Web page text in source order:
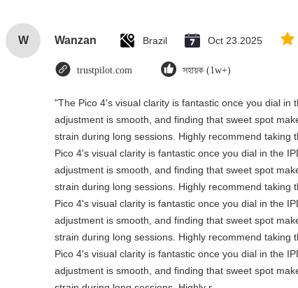
W Wanzan Brazil Oct 23.2025
trustpilot.com সহায়ক (1w+)
"The Pico 4's visual clarity is fantastic once you dial in
adjustment is smooth, and finding that sweet spot
strain during long sessions. Highly recommend taking
Pico 4's visual clarity is fantastic once you dial in the
adjustment is smooth, and finding that sweet spot
strain during long sessions. Highly recommend taking
Pico 4's visual clarity is fantastic once you dial in the
adjustment is smooth, and finding that sweet spot
strain during long sessions. Highly recommend taking
Pico 4's visual clarity is fantastic once you dial in the
adjustment is smooth, and finding that sweet spot